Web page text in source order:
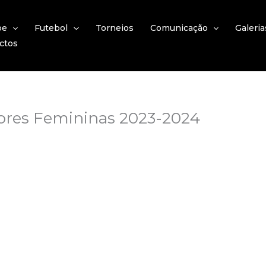
Futebol Torneios Comunicação
Femininas 2023-2024